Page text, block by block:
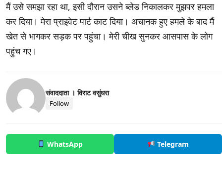
मैं उसे समझा रहा था, इसी दौरान उसने ब्लेड निकालकर मुझपर हमला
कर दिया। मेरा प्राइवेट पार्ट काट दिया। अचानक हुए हमले के बाद मैं
खेत से भागकर सड़क पर पहुंचा। मेरी चीख सुनकर आसपास के लोग
पहुंच गए।
संवाददाता । विराट वसुंधरा
Follow
WhatsApp Telegram